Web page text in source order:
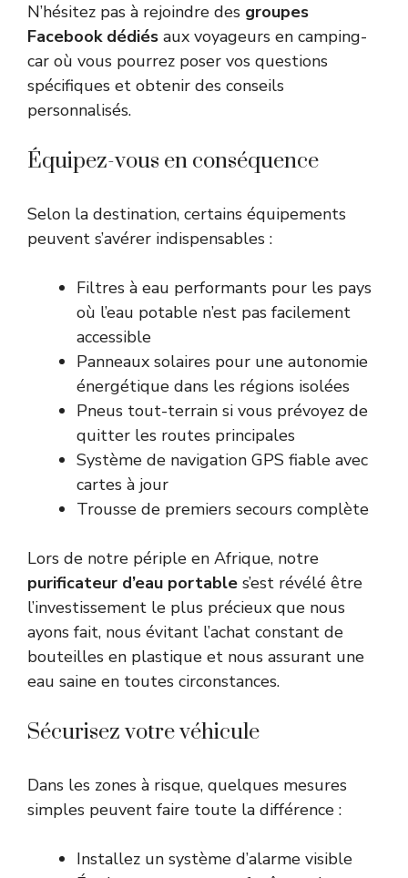
N’hésitez pas à rejoindre des groupes
Facebook dédiés aux voyageurs en camping-
car où vous pourrez poser vos questions
spécifiques et obtenir des conseils
personnalisés.
Équipez-vous en conséquence
Selon la destination, certains équipements
peuvent s’avérer indispensables :
Filtres à eau performants pour les pays
où l’eau potable n’est pas facilement
accessible
Panneaux solaires pour une autonomie
énergétique dans les régions isolées
Pneus tout-terrain si vous prévoyez de
quitter les routes principales
Système de navigation GPS fiable avec
cartes à jour
Trousse de premiers secours complète
Lors de notre périple en Afrique, notre
purificateur d’eau portable s’est révélé être
l’investissement le plus précieux que nous
ayons fait, nous évitant l’achat constant de
bouteilles en plastique et nous assurant une
eau saine en toutes circonstances.
Sécurisez votre véhicule
Dans les zones à risque, quelques mesures
simples peuvent faire toute la différence :
Installez un système d’alarme visible